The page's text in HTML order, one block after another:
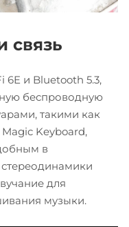
связь
6E и Bluetooth 5.3,
беспроводную
такими как
Keyboard,
в
для
музыки.